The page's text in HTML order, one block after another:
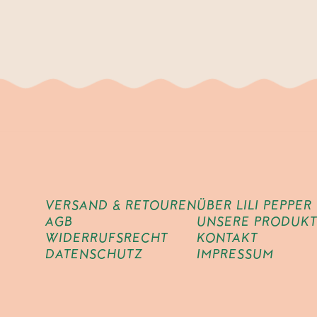
VERSAND & RETOUREN
AGB
WIDERRUFSRECHT
DATENSCHUTZ
ÜBER LILI PEPPER
UNSERE
KONTAKT
IMPRESSUM